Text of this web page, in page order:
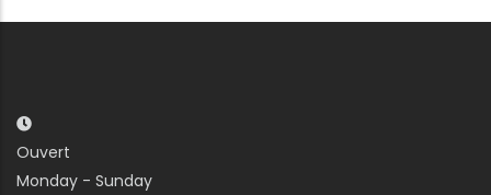
Ouvert
Monday - Sunday